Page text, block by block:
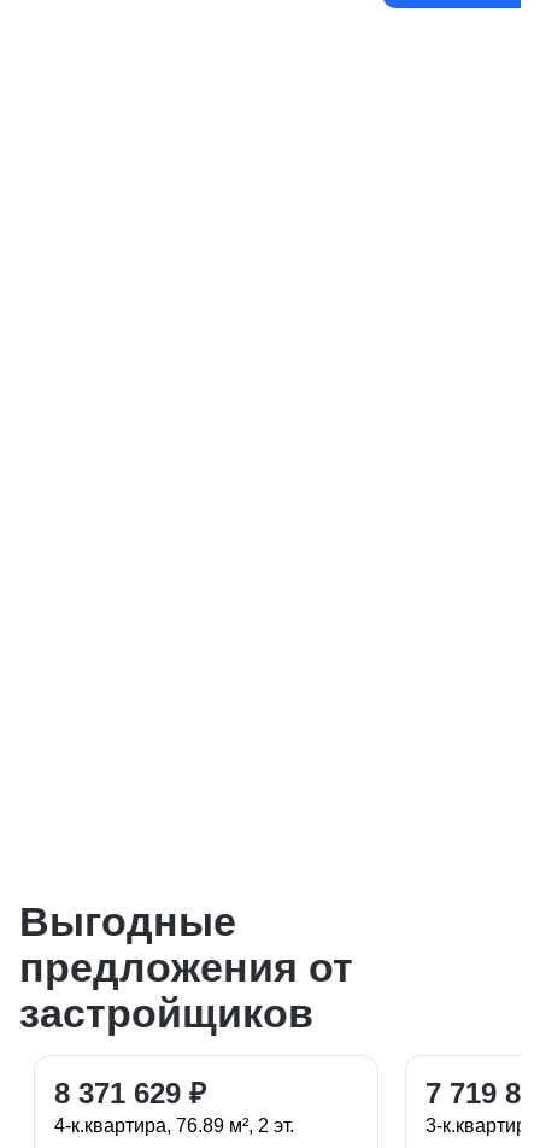
Выгодные
предложения от
застройщиков
8 371 629 ₽
4-к.квартира, 76.89 м², 2 эт.
7 719
3-